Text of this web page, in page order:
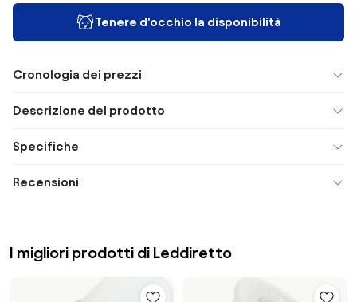
Tenere d'occhio la disponibilità
Cronologia dei prezzi
Descrizione del prodotto
Specifiche
Recensioni
I migliori prodotti di Leddiretto